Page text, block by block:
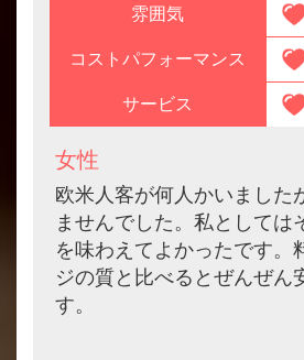
雰囲気
コストパフォーマンス
サービス
女性
欧米人客が何人かいました
ませんでした。私としては
を味わえてよかったです。
ジの質と比べるとぜんぜん
す。